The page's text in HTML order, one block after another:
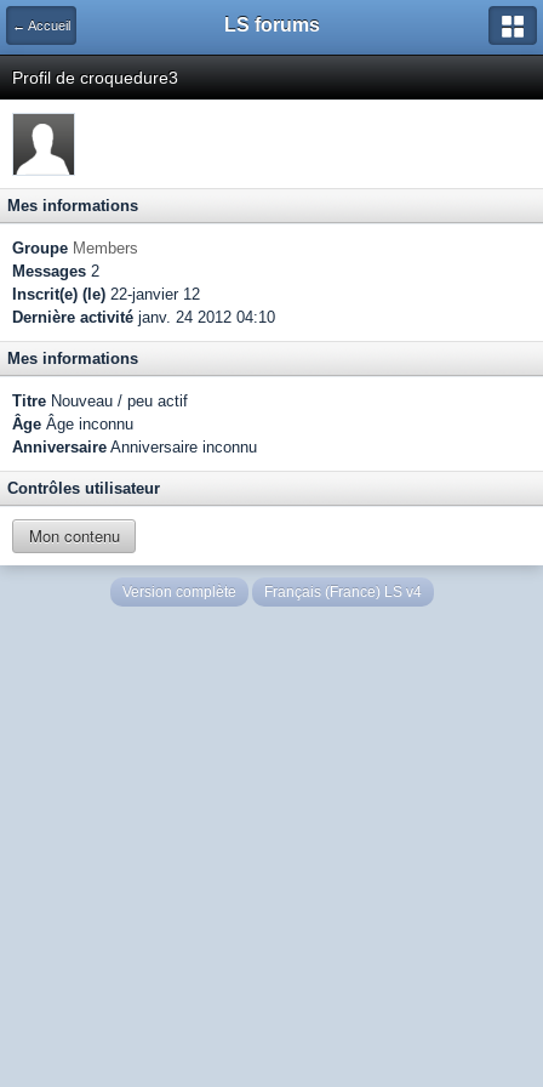
← Accueil LS forums
Profil de croquedure3
Mes informations
Groupe Members
Messages 2
Inscrit(e) (le) 22-janvier 12
Dernière activité janv. 24 2012 04:10
Mes informations
Titre Nouveau / peu actif
Âge Âge inconnu
Anniversaire Anniversaire inconnu
Contrôles utilisateur
Mon contenu
Version complète Français (France) LS v4